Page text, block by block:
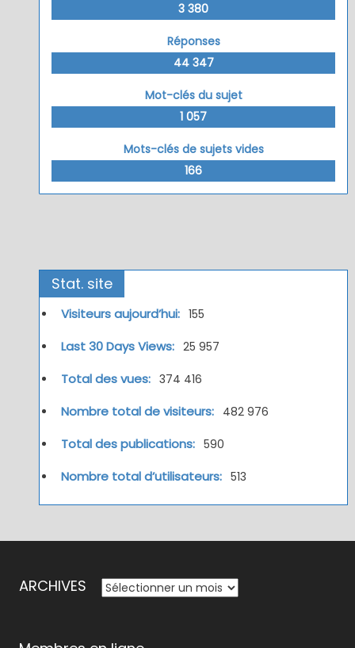
3 380
Réponses
44 347
Mot-clés du sujet
1 057
Mots-clés de sujets vides
166
Stat. site
Visiteurs aujourd’hui: 155
Last 30 Days Views: 25 957
Total des vues: 374 416
Nombre total de visiteurs: 482 976
Total des publications: 590
Nombre total d’utilisateurs: 513
ARCHIVES ARCHIVES